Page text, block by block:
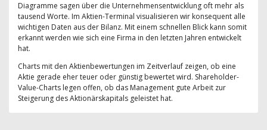
Diagramme sagen über die Unternehmensentwicklung oft mehr als
tausend Worte. Im Aktien-Terminal visualisieren wir konsequent alle
wichtigen Daten aus der Bilanz. Mit einem schnellen Blick kann somit
erkannt werden wie sich eine Firma in den letzten Jahren entwickelt
hat.
Charts mit den Aktienbewertungen im Zeitverlauf zeigen, ob eine
Aktie gerade eher teuer oder günstig bewertet wird. Shareholder-
Value-Charts legen offen, ob das Management gute Arbeit zur
Steigerung des Aktionärskapitals geleistet hat.